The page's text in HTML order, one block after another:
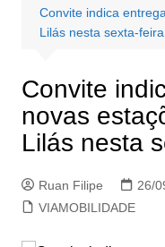
Convite indica
Lilás nesta sexta-
Convite
novas
Lilás nesta
Ruan Filipe 26/
VIAMOBILIDADE